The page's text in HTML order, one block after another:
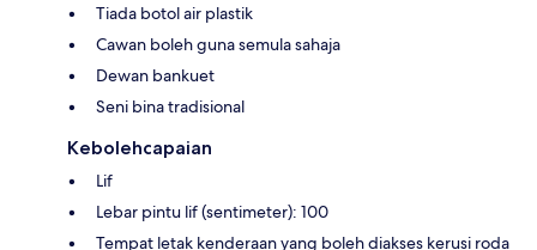
Tiada botol air plastik
Cawan boleh guna semula sahaja
Dewan bankuet
Seni bina tradisional
Kebolehcapaian
Lif
Lebar pintu lif (sentimeter): 100
Tempat letak kenderaan yang boleh diakses kerusi roda